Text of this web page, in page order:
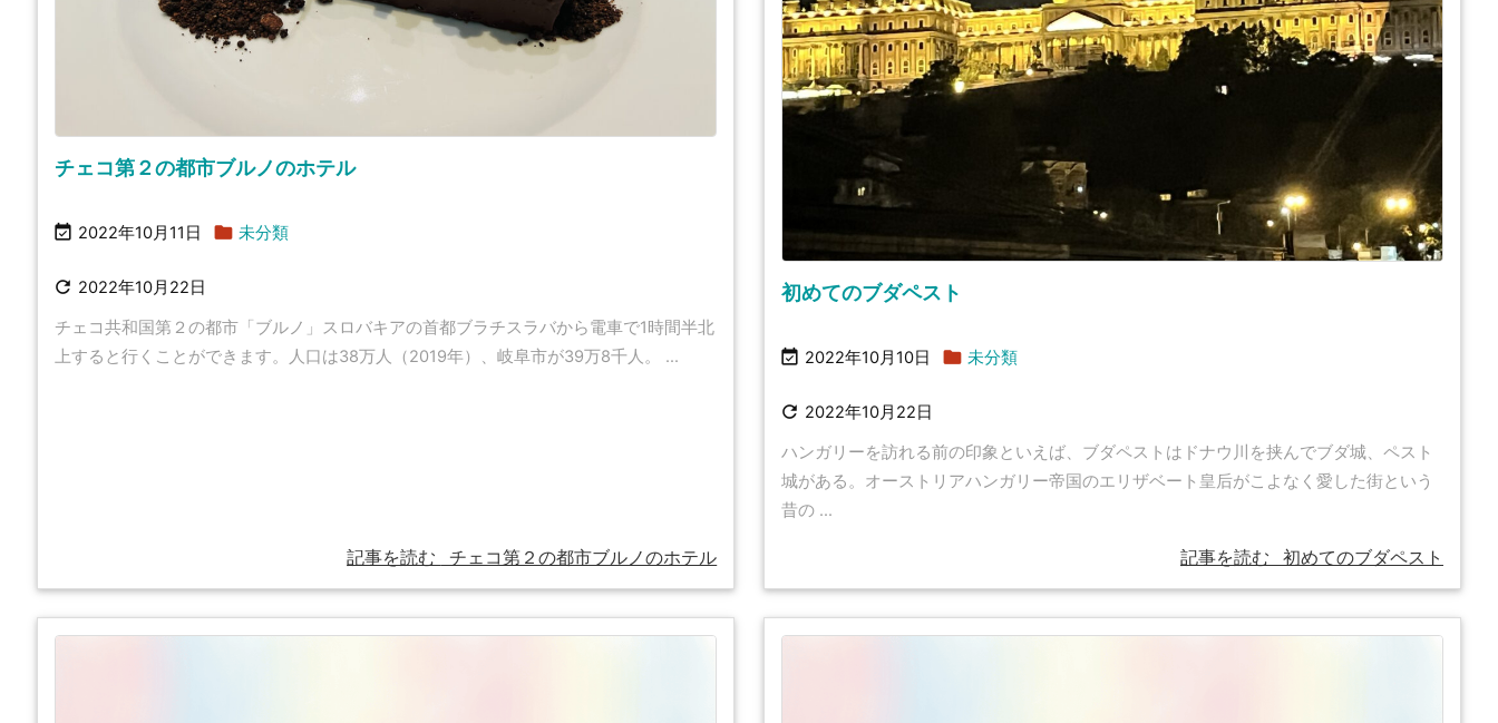
チェコ第２の都市ブルノのホテル
 2022年10月11日  未分類
 2022年10月22日
チェコ共和国第２の都市「ブルノ」スロバキアの首都ブラチスラバから電車で1時間半北
上すると行くことができます。人口は38万人（2019年）、岐阜市が39万8千人。 ...
記事を読む チェコ第２の都市ブルノのホテル
初めてのブダペスト
 2022年10月10日  未分類
 2022年10月22日
ハンガリーを訪れる前の印象といえば、ブダペストはドナウ川を挟んでブダ城、ペスト
城がある。オーストリアハンガリー帝国のエリザベート皇后がこよなく愛した街という
昔の ...
記事を読む 初めてのブダペスト